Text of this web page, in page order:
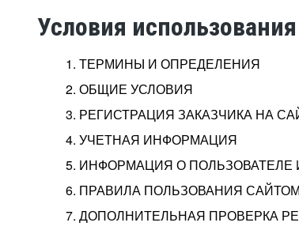
Условия
1. ТЕРМИНЫ И ОПРЕДЕЛЕНИЯ
2. ОБЩИЕ УСЛОВИЯ
3. РЕГИСТРАЦИЯ ЗАКАЗЧИКА НА
4. УЧЕТНАЯ ИНФОРМАЦИЯ
5. ИНФОРМАЦИЯ О
6. ПРАВИЛА ПОЛЬЗОВАНИЯ САЙТОМ
7. ДОПОЛНИТЕЛЬНАЯ ПРОВЕРКА